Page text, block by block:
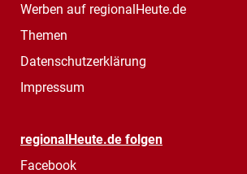
Werben auf regionalHeute.de
Themen
Datenschutzerklärung
Impressum
regionalHeute.de folgen
Facebook